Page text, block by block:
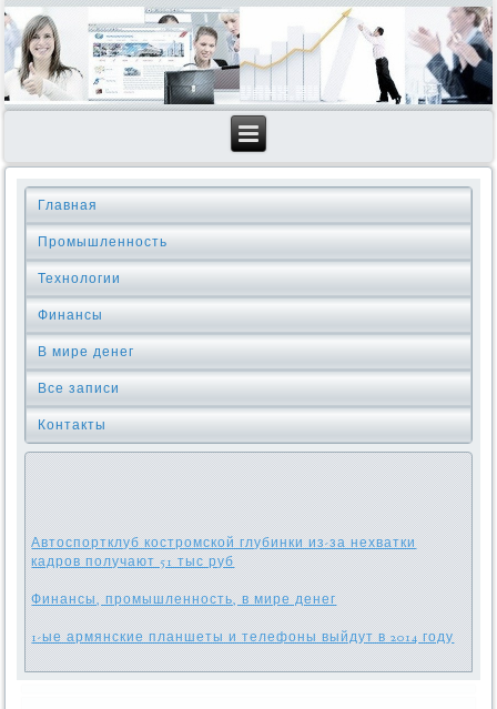
Главная
Промышленность
Технологии
Финансы
В мире денег
Все записи
Контакты
Автоспортклуб костромской глубинки из-за нехватки
кадров получают 51 тыс руб
Финансы, промышленность, в мире денег
1-ые армянские планшеты и телефоны выйдут в 2014 году